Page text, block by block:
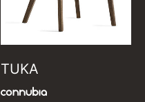
TUKA